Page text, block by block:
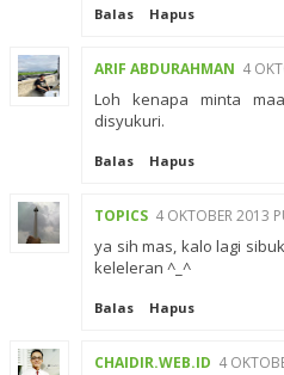
Balas Hapus
ARIF ABDURAHMAN 4
Loh kenapa minta
disyukuri.
Balas Hapus
TOPICS 4 OKTOBER 2013
ya sih mas, kalo lagi
keleleran ^_^
Balas Hapus
CHAIDIR.WEB.ID 4